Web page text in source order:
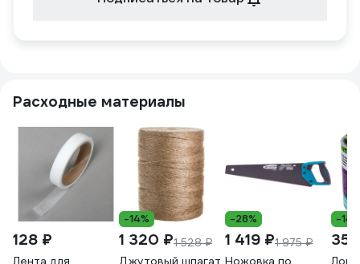
Расходные материалы
128 ₽
Лента для
-14%
1 320 ₽1 528 ₽
Джутовый шпагат
-28%
1 419 ₽1 975 ₽
Ножовка по
-